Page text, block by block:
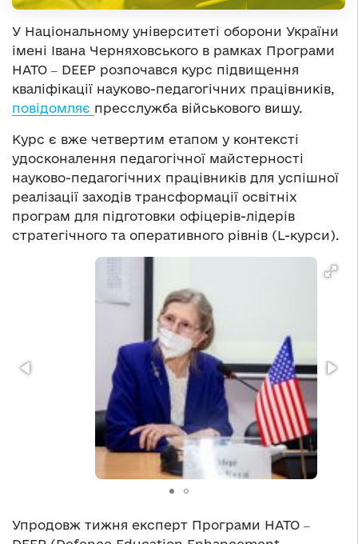
У Національному університеті оборони України
імені Івана Черняховського в рамках Програми
НАТО ‒ DEEP розпочався курс підвищення
кваліфікації науково-педагогічних працівників,
повідомляє пресслужба військового вишу.
Курс є вже четвертим етапом у контексті
удосконалення педагогічної майстерності
науково-педагогічних працівників для успішної
реалізації заходів трансформації освітніх
програм для підготовки офіцерів-лідерів
стратегічного та оперативного рівнів (L-курси).
Упродовж тижня експерт Програми НАТО ‒